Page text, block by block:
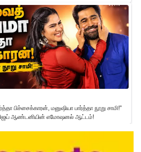
பிச்சைக்காரன், மனுஷியா பார்த்தா நூறு சாமி!”
ஆண்டனியின் எமோஷனல் ஆட்டம்!